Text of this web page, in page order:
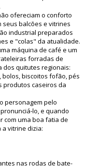
ofereciam o conforto
balcões e vitrines
industrial preparados
e "colas" da atualidade.
máquina de café e um
forradas de
dos quitutes regionais:
biscoitos fofão, pés
produtos caseiros da
personagem pelo
lo, e quando
com uma boa fatia de
vitrine dizia:
nas rodas de bate-